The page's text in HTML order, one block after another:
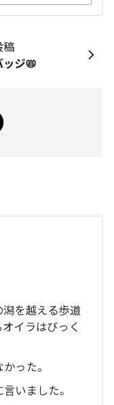
稿
ジ📛
を越える歩道
イラはびっく
った。
いました。